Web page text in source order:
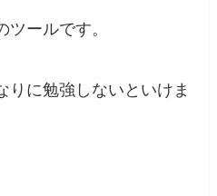
ールです。
りに勉強しないといけま